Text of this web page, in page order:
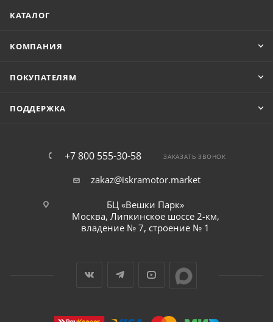
КАТАЛОГ
КОМПАНИЯ
ПОКУПАТЕЛЯМ
ПОДДЕРЖКА
+7 800 555-30-58 ЗАКАЗАТЬ ЗВОНОК
zakaz@iskramotor.market
БЦ «Вешки Парк»
Москва, Липкинское шоссе 2-км,
владение № 7, строение № 1